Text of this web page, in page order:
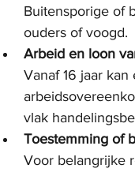
Buitensporige of
ouders of voogd.
Arbeid en loon
Vanaf 16 jaar
vlak
Toestemming of
Voor belangrijke